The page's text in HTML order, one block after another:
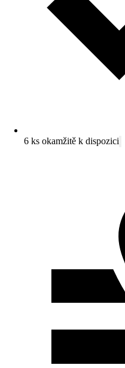
6 ks okamžitě k dispozici